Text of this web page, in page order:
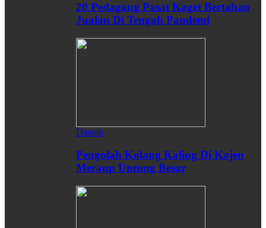
20 Pedagang Pasat Kaget Bertahan
Jualan Di Tengah Pandemi
Daerah
Pengolah Kolang Kaling Di Kajen
Meraup Untung Besar